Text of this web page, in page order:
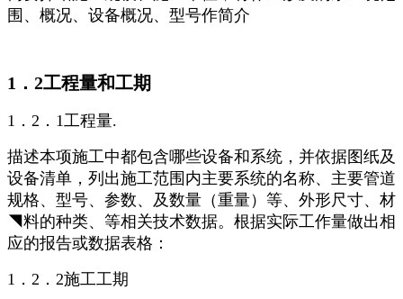
围、概况、设备概况、型号作简介
1．2工程量和工期
1．2．1工程量.
描述本项施工中都包含哪些设备和系统，并依据图纸及
设备清单，列出施工范围内主要系统的名称、主要管道
规格、型号、参数、及数量（重量）等、外形尺寸、材
◥料的种类、等相关技术数据。根据实际工作量做出相
应的报告或数据表格：
1．2．2施工工期